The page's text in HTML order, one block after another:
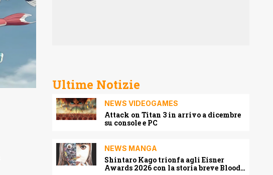
Ultime Notizie
NEWS VIDEOGAMES
Attack on Titan 3 in arrivo a dicembre
su console e PC
NEWS MANGA
Shintaro Kago trionfa agli Eisner
Awards 2026 con la storia breve Blood